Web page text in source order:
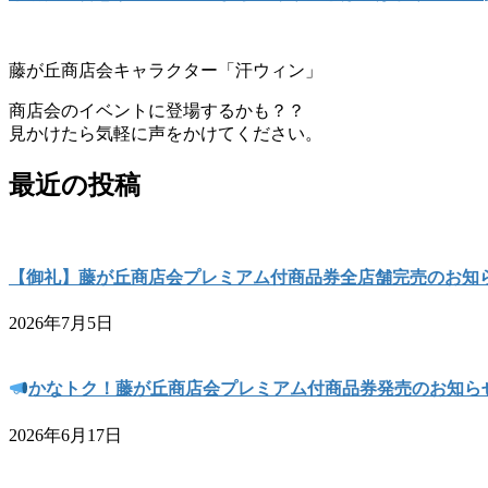
藤が丘商店会キャラクター「汗ウィン」
商店会のイベントに登場するかも？？
見かけたら気軽に声をかけてください。
最近の投稿
【御礼】藤が丘商店会プレミアム付商品券全店舗完売のお知
2026年7月5日
かなトク！藤が丘商店会プレミアム付商品券発売のお知ら
2026年6月17日